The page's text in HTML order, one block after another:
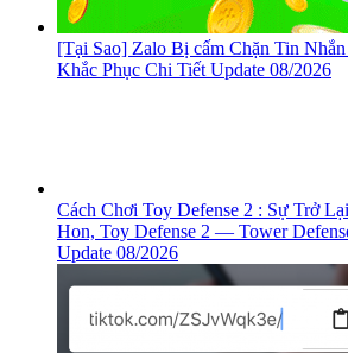
[Tại Sao] Zalo Bị cấm Chặn Tin
Khắc Phục Chi Tiết Update 08/2026
Cách Chơi Toy Defense 2 : Sự Trở
Hon, ‎Toy Defense 2 — Tower
Update 08/2026